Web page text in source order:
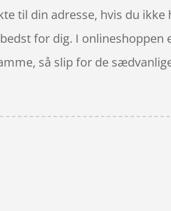
til din adresse, hvis du ikke
for dig. I onlineshoppen
så slip for de